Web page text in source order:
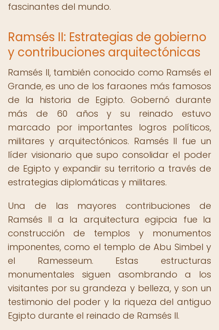
fascinantes del mundo.
Ramsés II: Estrategias de gobierno
y contribuciones arquitectónicas
Ramsés II, también conocido como Ramsés el
Grande, es uno de los faraones más famosos
de la historia de Egipto. Gobernó durante
más de 60 años y su reinado estuvo
marcado por importantes logros políticos,
militares y arquitectónicos. Ramsés II fue un
líder visionario que supo consolidar el poder
de Egipto y expandir su territorio a través de
estrategias diplomáticas y militares.
Una de las mayores contribuciones de
Ramsés II a la arquitectura egipcia fue la
construcción de templos y monumentos
imponentes, como el templo de Abu Simbel y
el Ramesseum. Estas estructuras
monumentales siguen asombrando a los
visitantes por su grandeza y belleza, y son un
testimonio del poder y la riqueza del antiguo
Egipto durante el reinado de Ramsés II.